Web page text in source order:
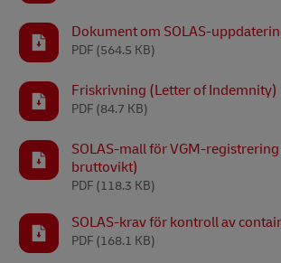
Dokument om SOLAS-
PDF (564.5 KB)
Friskrivning (Letter of Indemnity)
PDF (84.7 KB)
SOLAS-mall för VGM-
bruttovikt)
PDF (118.3 KB)
SOLAS-krav för kontroll av
PDF (168.1 KB)